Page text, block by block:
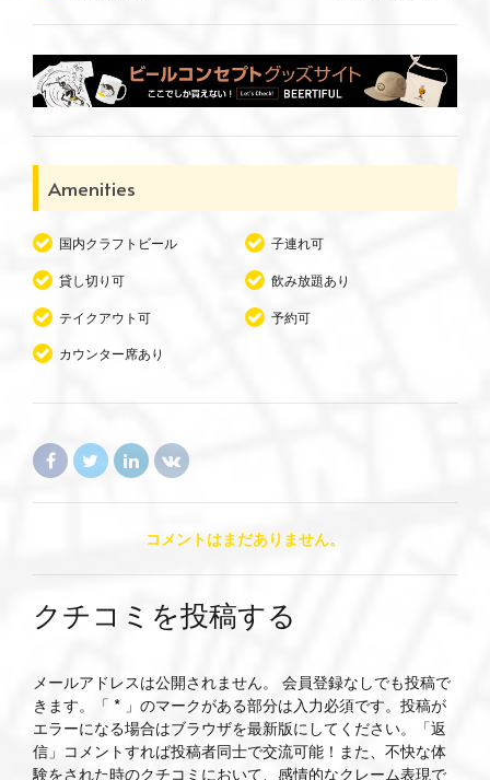
Amenities
国内クラフトビール 子連れ可
貸し切り可 飲み放題あり
テイクアウト可 予約可
カウンター席あり
コメントはまだありません。
クチコミを投稿する
メールアドレスは公開されません。 会員登録なしでも投稿で
きます。「 * 」のマークがある部分は入力必須です。投稿が
エラーになる場合はブラウザを最新版にしてください。「返
信」コメントすれば投稿者同士で交流可能！また、不快な体
験をされた時のクチコミにおいて、感情的なクレーム表現で